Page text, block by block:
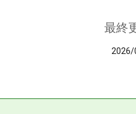
最終
2026/